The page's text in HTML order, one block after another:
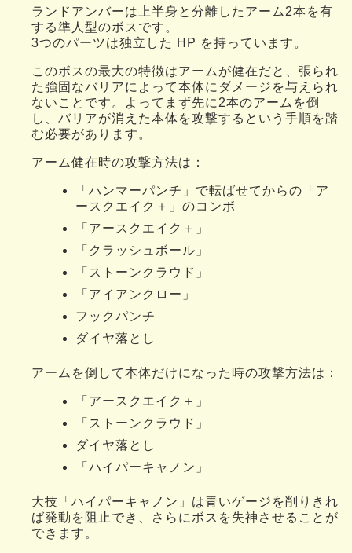
ランドアンバーは上半身と分離したアーム2本を有
する準人型のボスです。
3つのパーツは独立した HP を持っています。
このボスの最大の特徴はアームが健在だと、張られ
た強固なバリアによって本体にダメージを与えられ
ないことです。よってまず先に2本のアームを倒
し、バリアが消えた本体を攻撃するという手順を踏
む必要があります。
アーム健在時の攻撃方法は：
「ハンマーパンチ」で転ばせてからの「ア
ースクエイク＋」のコンボ
「アースクエイク＋」
「クラッシュボール」
「ストーンクラウド」
「アイアンクロー」
フックパンチ
ダイヤ落とし
アームを倒して本体だけになった時の攻撃方法は：
「アースクエイク＋」
「ストーンクラウド」
ダイヤ落とし
「ハイパーキャノン」
大技「ハイパーキャノン」は青いゲージを削りきれ
ば発動を阻止でき、さらにボスを失神させることが
できます。